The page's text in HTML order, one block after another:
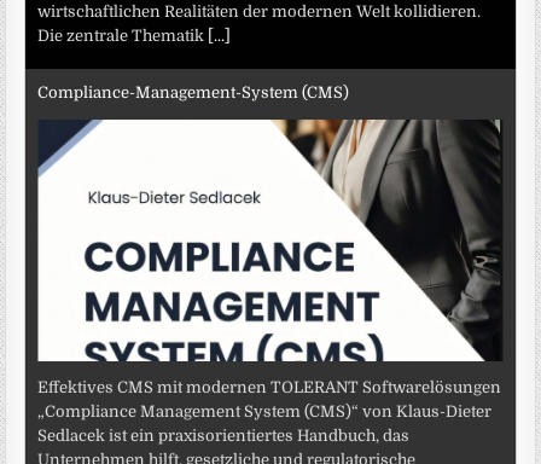
wirtschaftlichen Realitäten der modernen Welt kollidieren.
Die zentrale Thematik [...]
Compliance-Management-System (CMS)
Effektives CMS mit modernen TOLERANT Softwarelösungen
„Compliance Management System (CMS)“ von Klaus-Dieter
Sedlacek ist ein praxisorientiertes Handbuch, das
Unternehmen hilft, gesetzliche und regulatorische